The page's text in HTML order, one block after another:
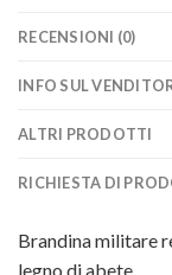
RECENSIONI (0)
INFO SUL
ALTRI PRODOTTI
RICHIESTA DI
Brandina militare
legno di abete